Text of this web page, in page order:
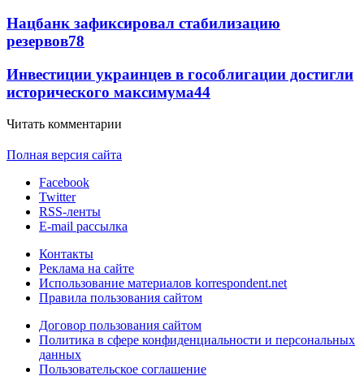
Нацбанк зафиксировал стабилизацию
резервов78
Инвестиции украинцев в гособлигации достигли
исторического максимума44
Читать комментарии
Полная версия сайта
Facebook
Twitter
RSS-ленты
E-mail рассылка
Контакты
Реклама на сайте
Использование материалов korrespondent.net
Правила пользования сайтом
Договор пользования сайтом
Политика в сфере конфиденциальности и персональных
данных
Пользовательское соглашение